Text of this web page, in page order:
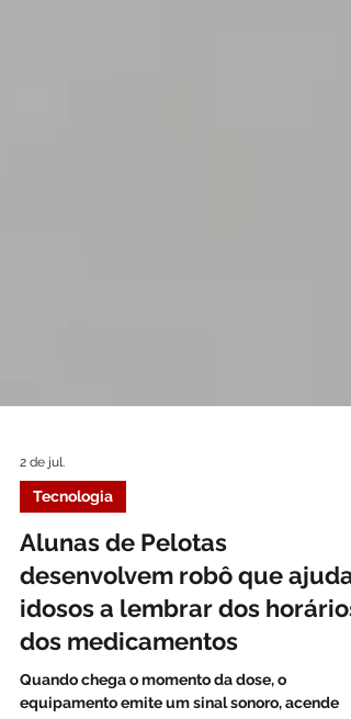
2 de jul.
Tecnologia
Alunas de Pelotas
desenvolvem robô que ajuda
idosos a lembrar dos horários
dos medicamentos